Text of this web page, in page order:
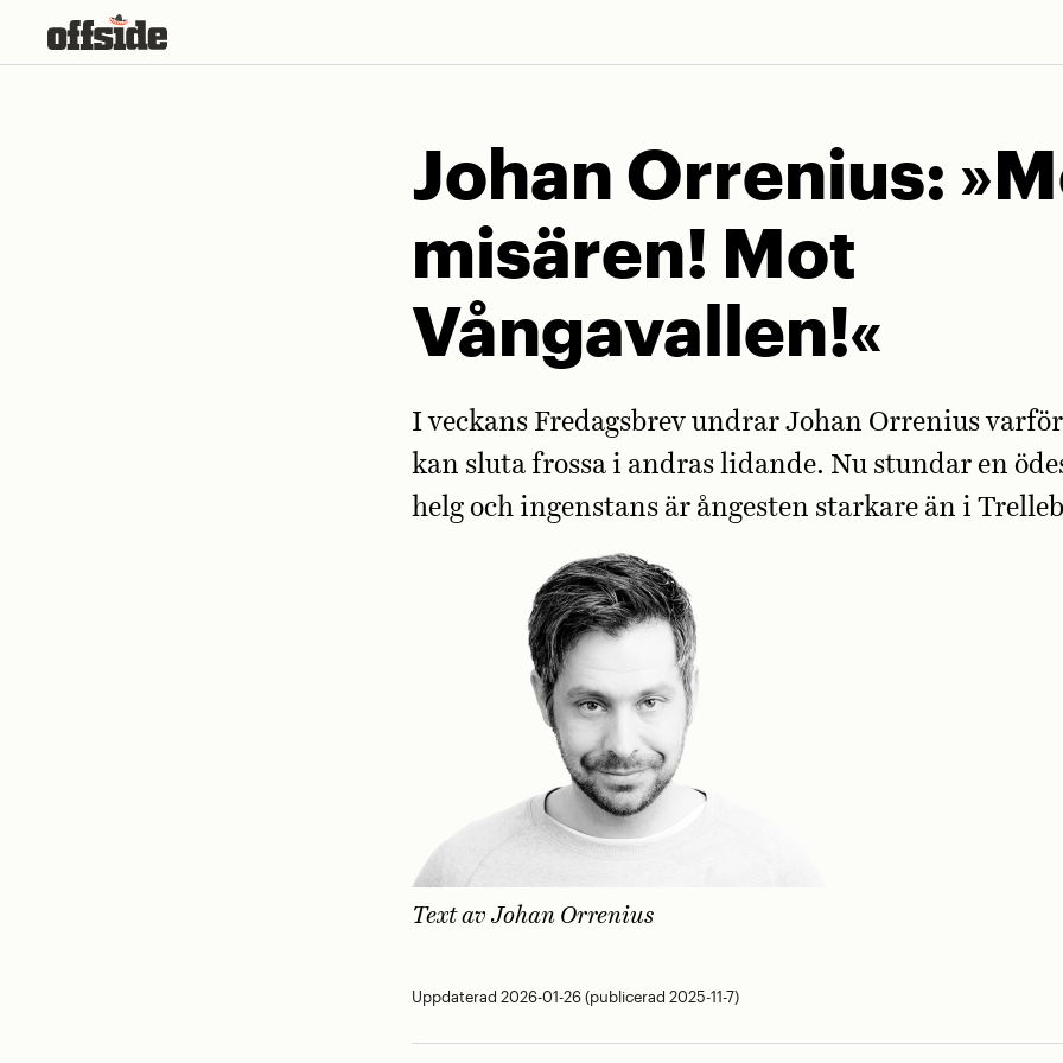
Johan Orrenius:
misären! Mot
Vångavallen!«
I veckans Fredagsbrev undrar Johan Orrenius
kan sluta frossa i andras lidande. Nu stundar en
helg och ingenstans är ångesten starkare än i
Text av Johan Orrenius
Uppdaterad 2026-01-26 (publicerad 2025-11-7)